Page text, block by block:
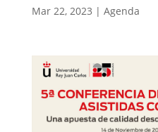
Mar 22, 2023 | Agenda